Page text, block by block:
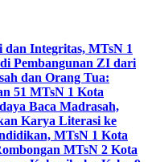
Integritas, MTsN 1
Pembangunan ZI dari
dan Orang Tua:
51 MTsN 1 Kota
Baca Madrasah,
Karya Literasi ke
MTsN 1 Kota
MTsN 2 Kota